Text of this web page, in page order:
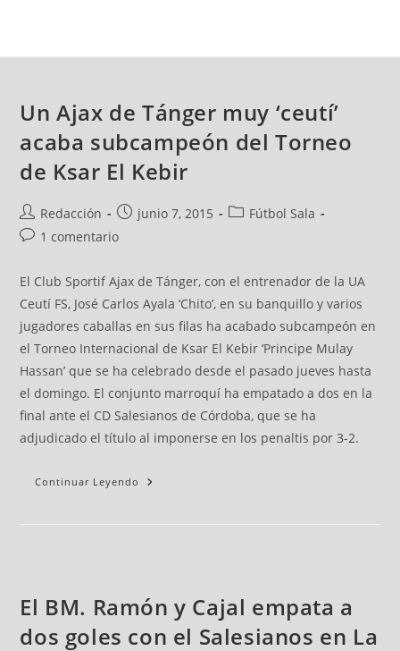
Un Ajax de Tánger muy ‘ceutí’
acaba subcampeón del Torneo
de Ksar El Kebir
Redacción junio 7, 2015
Fútbol Sala
1 comentario
El Club Sportif Ajax de Tánger, con el entrenador de la UA
Ceutí FS, José Carlos Ayala ‘Chito’, en su banquillo y varios
jugadores caballas en sus filas ha acabado subcampeón en
el Torneo Internacional de Ksar El Kebir ‘Principe Mulay
Hassan’ que se ha celebrado desde el pasado jueves hasta
el domingo. El conjunto marroquí ha empatado a dos en la
final ante el CD Salesianos de Córdoba, que se ha
adjudicado el título al imponerse en los penaltis por 3-2.
Continuar Leyendo
El BM. Ramón y Cajal empata a
dos goles con el Salesianos en La